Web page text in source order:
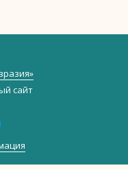
сайт